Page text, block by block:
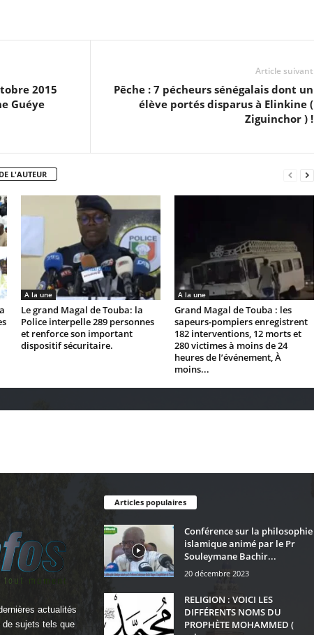
2015
Guéye
Article suivant
Pêche : 7 pécheurs sénégalais dont un
élève portés disparus à Elinkine (
Ziguinchor ) !
L'AUTEUR
A la une
Le grand Magal de Touba: la
Police interpelle 289 personnes
et renforce son important
dispositif sécuritaire.
A la une
Grand Magal de Touba : les
sapeurs-pompiers enregistrent
182 interventions, 12 morts et
280 victimes à moins de 24
heures de l’événement, À
moins...
actualités
de sujets tels que
Articles populaires
Conférence sur la philosophie
islamique animé par le Pr
Souleymane Bachir...
20 décembre 2023
RELIGION : VOICI LES
DIFFÉRENTS NOMS DU
PROPHÈTE MOHAMMED (